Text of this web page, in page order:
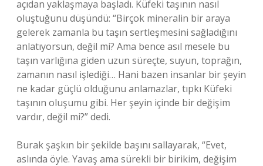
açıdan yaklaşmaya başladı. Küfeki taşının nasıl
oluştuğunu düşündü: “Birçok mineralin bir araya
gelerek zamanla bu taşın sertleşmesini sağladığını
anlatıyorsun, değil mi? Ama bence asıl mesele bu
taşın varlığına giden uzun süreçte, suyun, toprağın,
zamanın nasıl işlediği… Hani bazen insanlar bir şeyin
ne kadar güçlü olduğunu anlamazlar, tıpkı Küfeki
taşının oluşumu gibi. Her şeyin içinde bir değişim
vardır, değil mi?” dedi.
Burak şaşkın bir şekilde başını sallayarak, “Evet,
aslında öyle. Yavaş ama sürekli bir birikim, değişim